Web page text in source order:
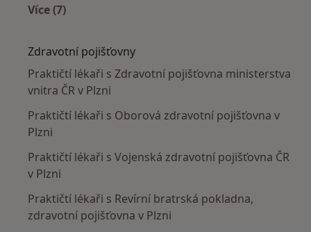
Více (7)
Zdravotní pojišťovny
Praktičtí lékaři s Zdravotní pojišťovna ministerstva
vnitra ČR v Plzni
Praktičtí lékaři s Oborová zdravotní pojišťovna v
Plzni
Praktičtí lékaři s Vojenská zdravotní pojišťovna ČR
v Plzni
Praktičtí lékaři s Revírní bratrská pokladna,
zdravotní pojišťovna v Plzni